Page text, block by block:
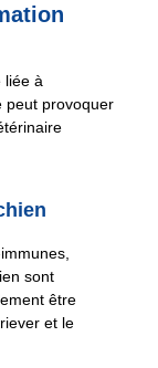
liée à
peut provoquer
sont
être
et le